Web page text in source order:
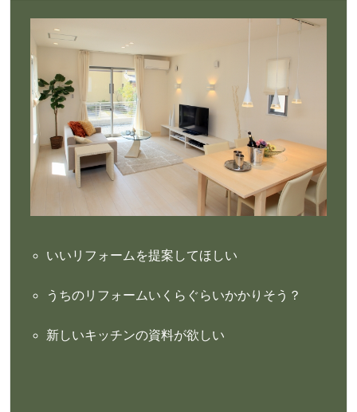
いいリフォームを提案してほしい
うちのリフォームいくらぐらいかかりそう？
新しいキッチンの資料が欲しい